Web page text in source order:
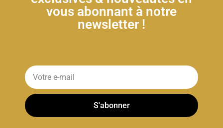
vous abonnant à notre
newsletter !
S'abonner